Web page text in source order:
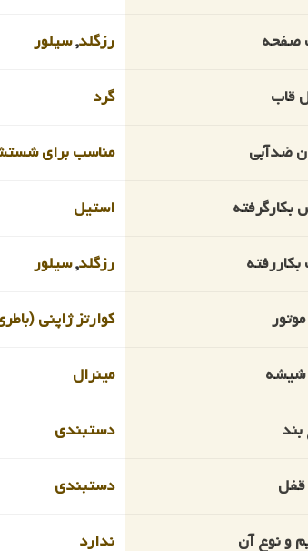
صفحه رزگلد,سیلور
قاب گرد
ضدآبی مناسب برای
استیل
رزگلد,سیلور
کوارتز ژاپنی
شیشه مینرال
دستبندی
قفل دستبندی
و نوع آن ندارد